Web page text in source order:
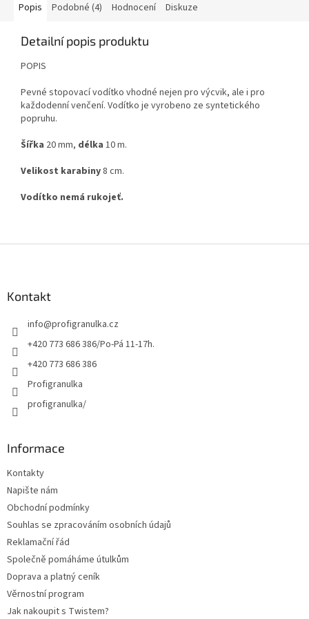
Popis Podobné (4) Hodnocení Diskuze
Detailní popis produktu
POPIS
Pevné stopovací vodítko vhodné nejen pro výcvik, ale i pro
každodenní venčení. Vodítko je vyrobeno ze syntetického
popruhu.
Šířka 20 mm, délka 10 m.
Velikost karabiny8 cm.
Vodítko nemá rukojeť.
Kontakt
info@profigranulka.cz
+420 773 686 386/Po-Pá 11-17h.
+420 773 686 386
Profigranulka
profigranulka/
Informace
Kontakty
Napište nám
Obchodní podmínky
Souhlas se zpracováním osobních údajů
Reklamační řád
Společně pomáháme útulkům
Doprava a platný ceník
Věrnostní program
Jak nakoupit s Twistem?